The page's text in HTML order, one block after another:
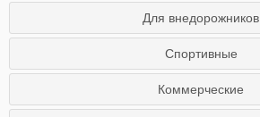
Для внедорожников
Спортивные
Коммерческие